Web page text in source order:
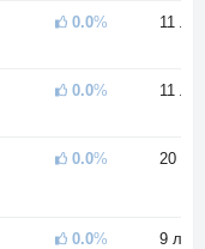
0.0% 11 лет
0.0% 11 лет
0.0% 20 лет
0.0% 9 лет